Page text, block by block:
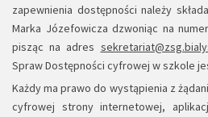
zapewnienia dostępności należy
Marka Józefowicza dzwoniąc na
pisząc na adres
Spraw Dostępności cyfrowej w szkole
Każdy ma prawo do wystąpienia z
cyfrowej strony internetowej,